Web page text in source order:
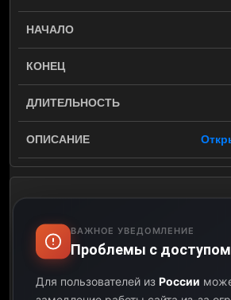
ВАЖНОЕ УВЕДОМЛЕНИЕ
Проблемы с доступом
Для пользователей из России